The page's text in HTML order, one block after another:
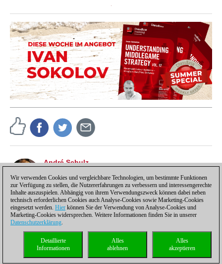
André Schulz
der Redakteur der deutschsprachigen ChessBase
Schachnachrichten-Seite.
Datenschutzhinweis| Kontakt| |Lizenzen
Compliance Hotline|
coldest news
Wir verwenden Cookies und vergleichbare Technologien, um bestimmte Funktionen
zur Verfügung zu stellen, die Nutzererfahrungen zu verbessern und interessengerechte
Inhalte auszuspielen. Abhängig von ihrem Verwendungszweck können dabei neben
technisch erforderlichen Cookies auch Analyse-Cookies sowie Marketing-Cookies
eingesetzt werden. Hier können Sie der Verwendung von Analyse-Cookies und
Marketing-Cookies widersprechen. Weitere Informationen finden Sie in unserer
Datenschutzerklärung.
Alles
akzeptieren
Alles
ablehnen
Detaillierte
Informationen